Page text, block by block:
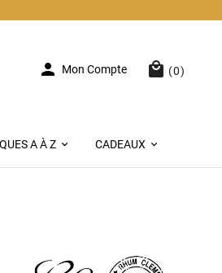
 Mon Compte  (0)
A À Z CADEAUX